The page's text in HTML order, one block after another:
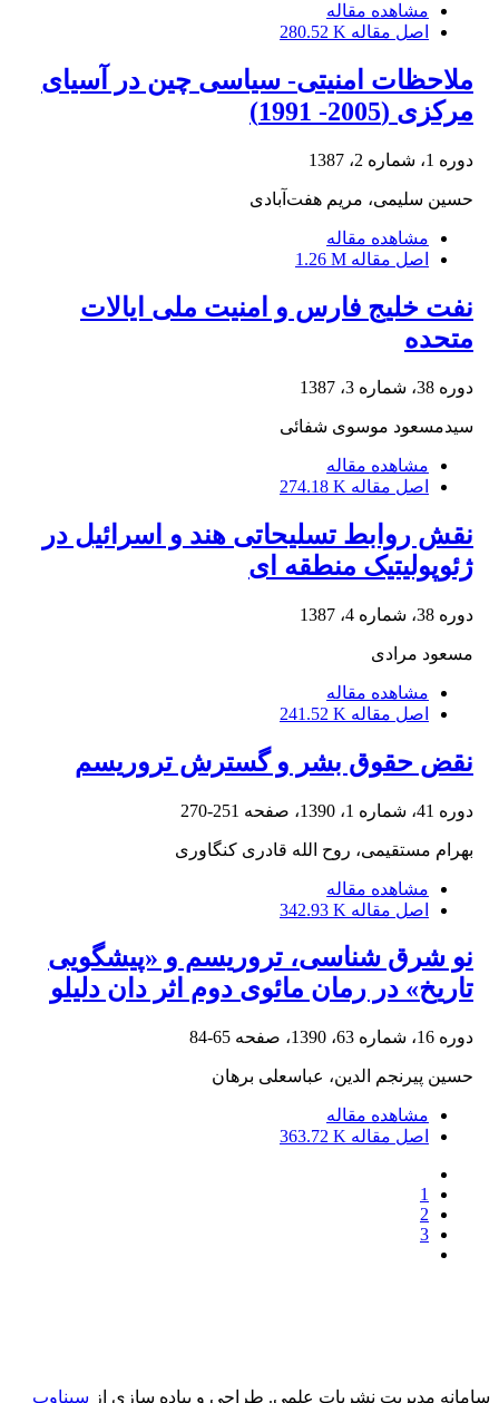
مشاهده مقاله
اصل مقاله 280.52 K
ملاحظات امنیتی- سیاسی چین در آسیای
مرکزی (2005- 1991)
دوره 1، شماره 2، 1387
حسین سلیمی، مریم هفت‌آبادی
مشاهده مقاله
اصل مقاله 1.26 M
نفت خلیج فارس و امنیت ملی ایالات
متحده
دوره 38، شماره 3، 1387
سیدمسعود موسوی شفائی
مشاهده مقاله
اصل مقاله 274.18 K
نقش روابط تسلیحاتی هند و اسرائیل در
ژئوپولیتیک منطقه ای
دوره 38، شماره 4، 1387
مسعود مرادی
مشاهده مقاله
اصل مقاله 241.52 K
نقض حقوق بشر و گسترش تروریسم
دوره 41، شماره 1، 1390، صفحه 251-270
بهرام مستقیمی، روح الله قادری کنگاوری
مشاهده مقاله
اصل مقاله 342.93 K
نو شرق شناسی، تروریسم و «پیشگویی
تاریخ» در رمان مائوی دوم اثر دان دلیلو
دوره 16، شماره 63، 1390، صفحه 65-84
حسین پیرنجم الدین، عباسعلی برهان
مشاهده مقاله
اصل مقاله 363.72 K
1
2
3
سامانه مدیریت نشریات علمی. طراحی و پیاده سازی از سیناوب